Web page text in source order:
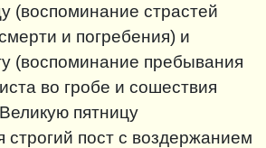
(воспоминание страстей
и погребения) и
(воспоминание пребывания
во гробе и сошествия
пятницу
строгий пост с воздержанием